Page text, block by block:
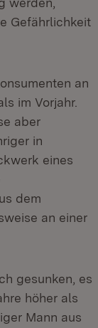
Gefährlichkeit
an
im Vorjahr.
aber
in
eines
dem
an einer
gesunken, es
höher als
Mann aus